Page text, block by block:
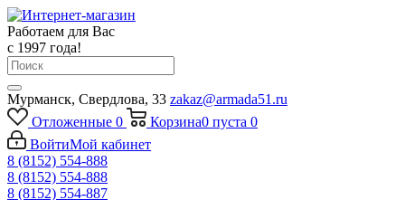
Работаем для Вас
с 1997 года!
Мурманск, Свердлова, 33 zakaz@armada51.ru
Отложенные 0 Корзина0 пуста 0
ВойтиМой кабинет
8 (8152) 554-888
8 (8152) 554-888
8 (8152) 554-887